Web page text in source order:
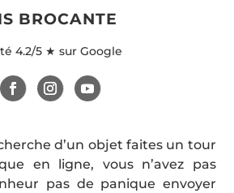
BROCANTE
4.2/5 ★ sur Google
d’un objet faites un tour
en ligne, vous n’avez pas
pas de panique envoyer